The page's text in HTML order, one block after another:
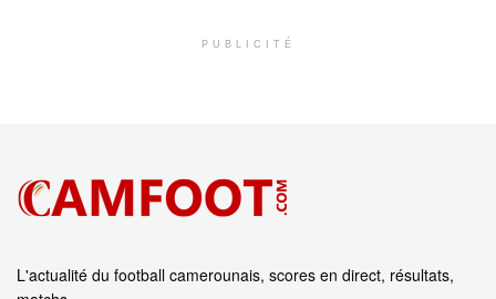
PUBLICITÉ
L'actualité du football camerounais, scores en direct, résultats,